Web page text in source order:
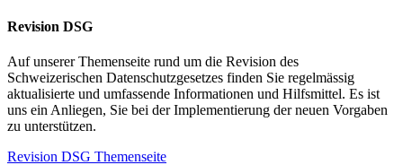
Revision DSG
Auf unserer Themenseite rund um die Revision des
Schweizerischen Datenschutzgesetzes finden Sie regelmässig
aktualisierte und umfassende Informationen und Hilfsmittel. Es ist
uns ein Anliegen, Sie bei der Implementierung der neuen Vorgaben
zu unterstützen.
Revision DSG Themenseite